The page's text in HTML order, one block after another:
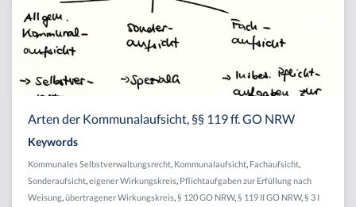
Arten der Kommunalaufsicht, §§ 119 ff. GO NRW
Keywords
Kommunales Selbstverwaltungsrecht Kommunalaufsicht Fachaufsicht
Sonderaufsicht eigener Wirkungskreis Pflichtaufgaben zur Erfüllung nach
Weisung übertragener Wirkungskreis § 120 GO NRW, § 119 II GO NRW, § 3 I